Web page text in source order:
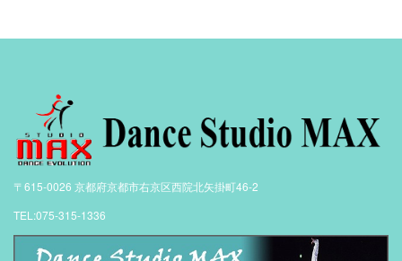
〒615-0026 京都府京都市右京区西院北矢掛町46-2
TEL:075-315-1336